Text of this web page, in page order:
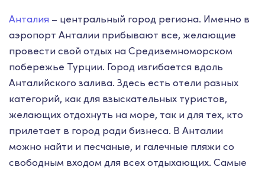
Анталия – центральный город региона. Именно в
аэропорт Анталии прибывают все, желающие
провести свой отдых на Средиземноморском
побережье Турции. Город изгибается вдоль
Анталийского залива. Здесь есть отели разных
категорий, как для взыскательных туристов,
желающих отдохнуть на море, так и для тех, кто
прилетает в город ради бизнеса. В Анталии
можно найти и песчаные, и галечные пляжи со
свободным входом для всех отдыхающих. Самые